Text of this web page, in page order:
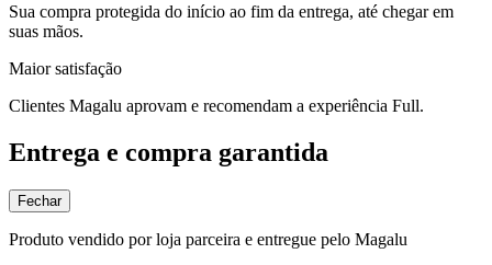
Sua compra protegida do início ao fim da entrega, até chegar em
suas mãos.
Maior satisfação
Clientes Magalu aprovam e recomendam a experiência Full.
Entrega e compra garantida
Fechar
Produto vendido por loja parceira e entregue pelo Magalu